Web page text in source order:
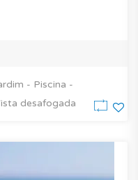
- Piscina -
desafogada